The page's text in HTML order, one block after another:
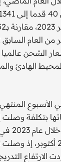
الشحن
الهادئ
بلغت
الأسبوع المنتهي في 20
ثم عاودت الارتفاع